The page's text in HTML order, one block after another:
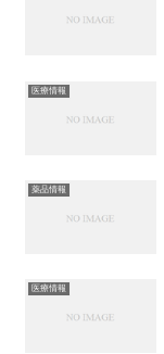
医療情報
薬品情報
医療情報